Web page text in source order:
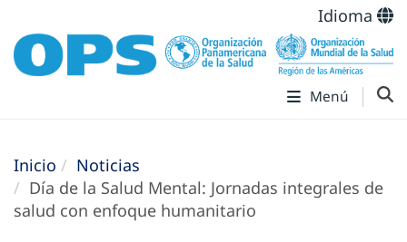
Idioma
Menú
Inicio
Noticias
Día de la Salud Mental: Jornadas integrales de
salud con enfoque humanitario